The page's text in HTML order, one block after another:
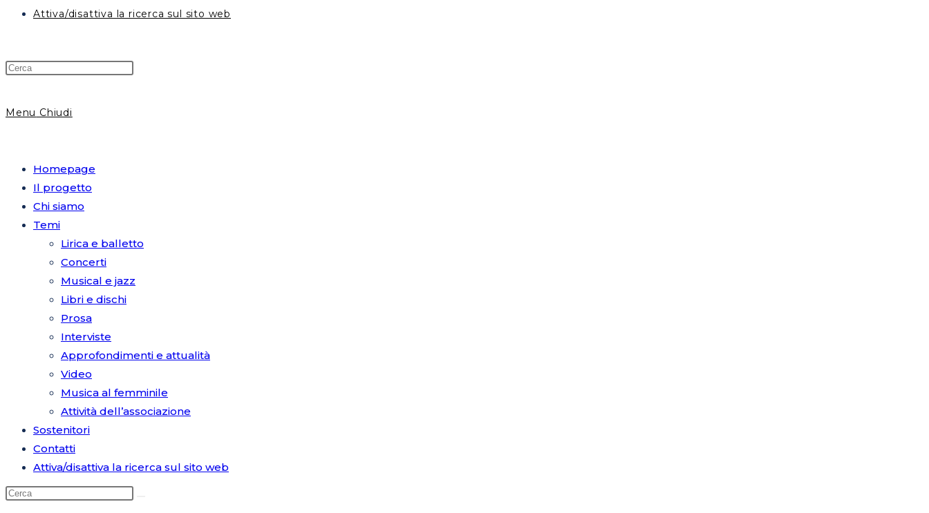
Attiva/disattiva la ricerca sul sito web
Menu Chiudi
Homepage
Il progetto
Chi siamo
Temi
Lirica e balletto
Concerti
Musical e jazz
Libri e dischi
Prosa
Interviste
Approfondimenti e attualità
Video
Musica al femminile
Attività dell’associazione
Sostenitori
Contatti
Attiva/disattiva la ricerca sul sito web